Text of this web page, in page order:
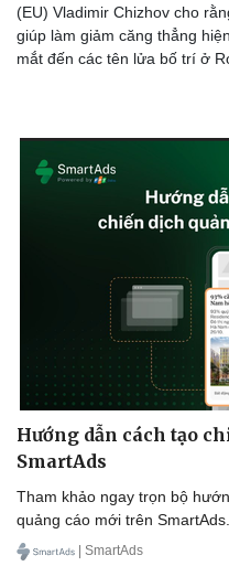
(EU) Vladimir Chizhov cho
giúp làm giảm căng thẳng
mắt đến các tên lửa bố trí ở
Hướng dẫn cách tạo
SmartAds
Tham khảo ngay trọn bộ
quảng cáo mới trên SmartAds.
| SmartAds